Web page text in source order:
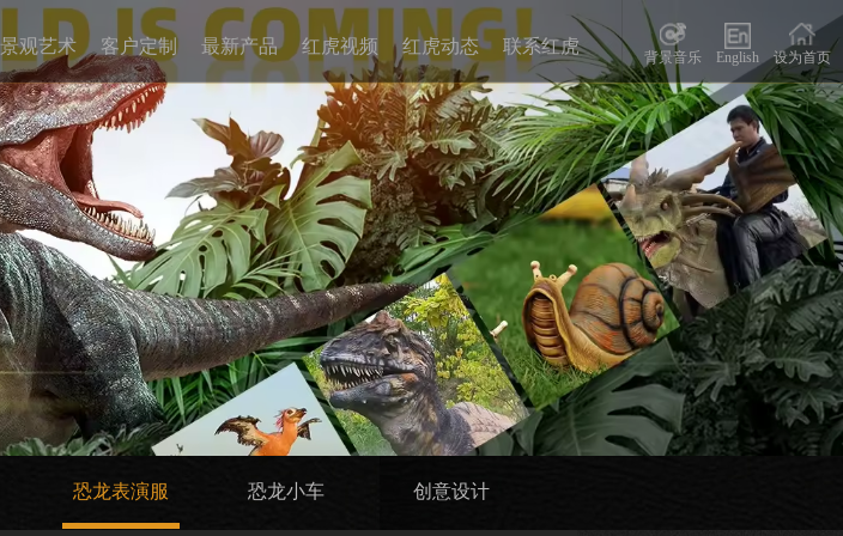
景观艺术 客户定制 最新产品 红虎视频 红虎动态 联系红虎
背景音乐 English 设为首页
恐龙表演服 恐龙小车 创意设计